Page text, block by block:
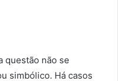
questão não se
simbólico. Há casos